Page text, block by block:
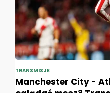
TRANSMISJE
Manchester City -